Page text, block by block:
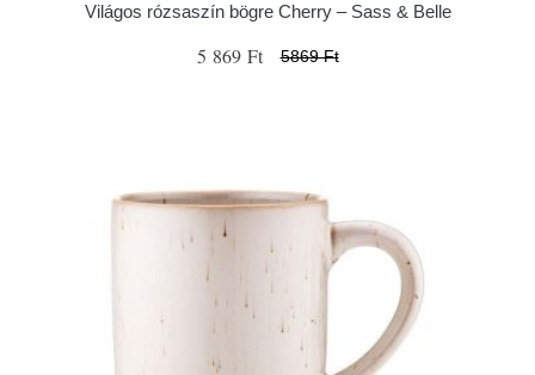
Világos rózsaszín bögre Cherry – Sass & Belle
5 869 Ft 5869 Ft